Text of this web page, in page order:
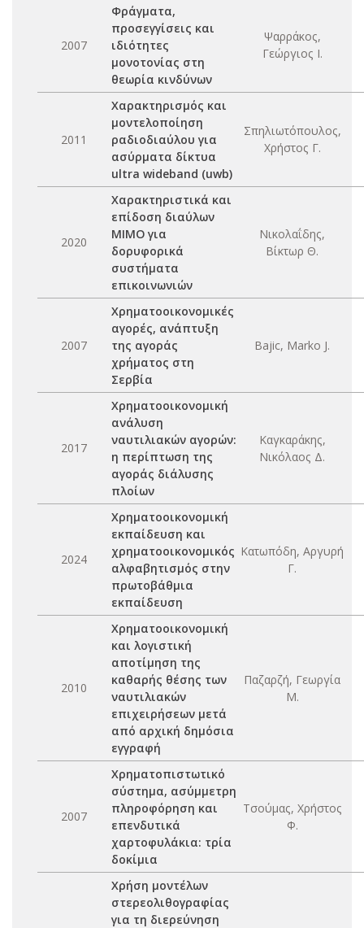
2007
Φράγματα,
προσεγγίσεις και
ιδιότητες
μονοτονίας στη
θεωρία κινδύνων
Ψαρράκος,
Γεώργιος Ι.
2011
Χαρακτηρισμός και
μοντελοποίηση
ραδιοδιαύλου για
ασύρματα δίκτυα
ultra wideband (uwb)
Σπηλιωτόπουλος,
Χρήστος Γ.
2020
Χαρακτηριστικά και
επίδοση διαύλων
ΜΙΜΟ για
δορυφορικά
συστήματα
επικοινωνιών
Νικολαΐδης,
Βίκτωρ Θ.
2007
Χρηματοοικονομικές
αγορές, ανάπτυξη
της αγοράς
χρήματος στη
Σερβία
Bajic, Marko J.
2017
Χρηματοοικονομική
ανάλυση
ναυτιλιακών αγορών:
η περίπτωση της
αγοράς διάλυσης
πλοίων
Καγκαράκης,
Νικόλαος Δ.
2024
Χρηματοοικονομική
εκπαίδευση και
χρηματοοικονομικός
αλφαβητισμός στην
πρωτοβάθμια
εκπαίδευση
Κατωπόδη, Αργυρή
Γ.
2010
Χρηματοοικονομική
και λογιστική
αποτίμηση της
καθαρής θέσης των
ναυτιλιακών
επιχειρήσεων μετά
από αρχική δημόσια
εγγραφή
Παζαρζή, Γεωργία
Μ.
2007
Χρηματοπιστωτικό
σύστημα, ασύμμετρη
πληροφόρηση και
επενδυτικά
χαρτοφυλάκια: τρία
δοκίμια
Τσούμας, Χρήστος
Φ.
Χρήση μοντέλων
στερεολιθογραφίας
για τη διερεύνηση